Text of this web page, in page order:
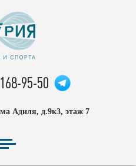
95-50
Адиля, д.9к3, этаж 7